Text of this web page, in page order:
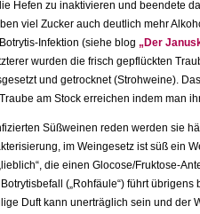
Hefen zu inaktivieren und beendete
viel Zucker auch deutlich mehr
Infektion (siehe blog „Der
wurden die frisch gepflückten
und getrocknet (Strohweine).
am Stock erreichen indem man
Süßweinen reden werden sie
im Weingesetz ist süß ein
die einen Glocose/Fruktose-
(„Rohfäule“) führt
Duft kann unerträglich sein und der